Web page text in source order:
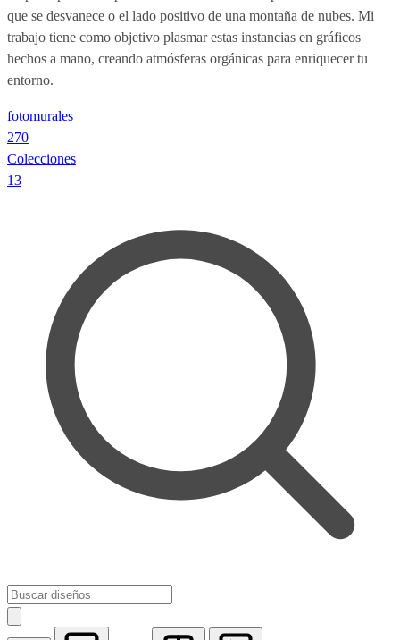
que se desvanece o el lado positivo de una montaña de nubes. Mi
trabajo tiene como objetivo plasmar estas instancias en gráficos
hechos a mano, creando atmósferas orgánicas para enriquecer tu
entorno.
fotomurales
270
Colecciones
13